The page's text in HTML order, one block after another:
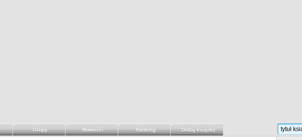
Grupy Nowości Ranking Dodaj książkę